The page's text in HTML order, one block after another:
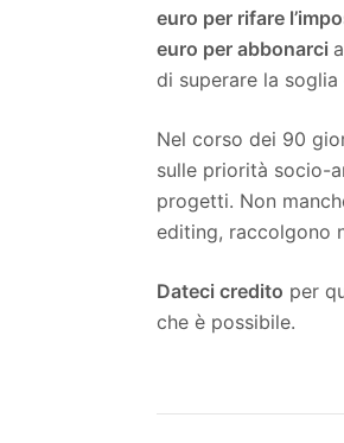
euro per rifare
euro per abbonarci
di superare la
Nel corso dei 90
sulle priorità socio-
progetti. Non
editing, raccolgono
Dateci credito per
che è possibile.